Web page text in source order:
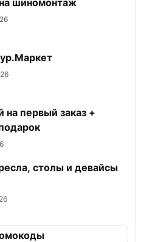
на первый заказ +
столы и девайсы